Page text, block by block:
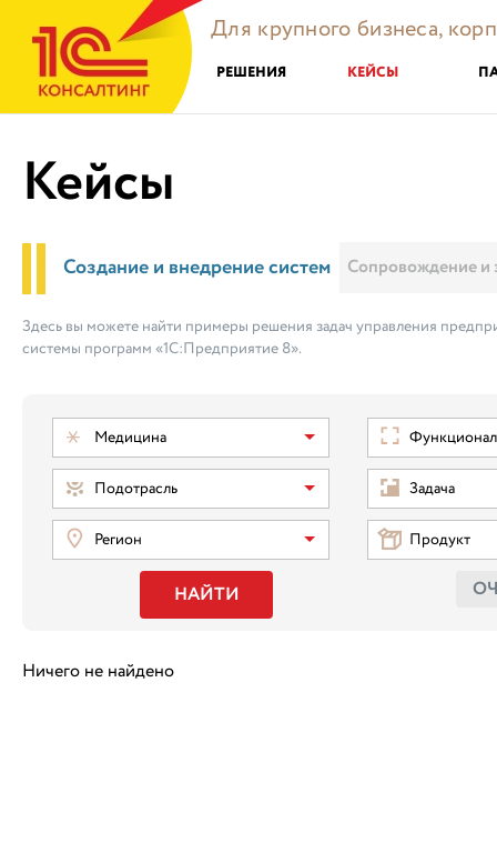
Для крупного бизнеса,
РЕШЕНИЯ КЕЙСЫ
Кейсы
Создание и внедрение систем Сопровождение и
Здесь вы можете найти примеры решения задач управления
системы программ «1С:Предприятие 8».
Медицина
Регион
НАЙТИ
Подотрасль
Продукт
Задача
Ничего не найдено